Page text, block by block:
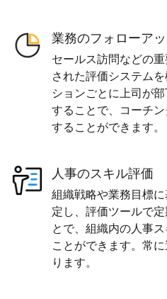
業務のフォローア
セールス訪問などの
された評価システム
ションごとに上司が
することで、コーチ
することができます。
人事のスキル評価
組織戦略や業務目標
定し、評価ツールで
とで、組織内の人事
ことができます。常
ります。